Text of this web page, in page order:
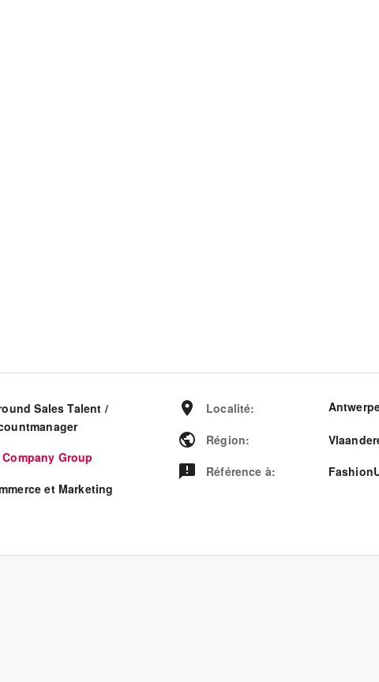
Sales Talent /
Company Group
et Marketing
Localité:
Région:
Référence à: